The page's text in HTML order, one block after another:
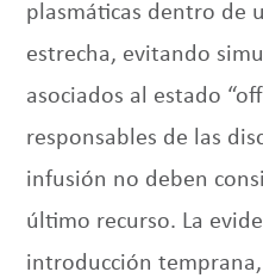
plasmáticas dentro de
estrecha, evitando
asociados al estado
responsables de las
infusión no deben
último recurso. La
introducción